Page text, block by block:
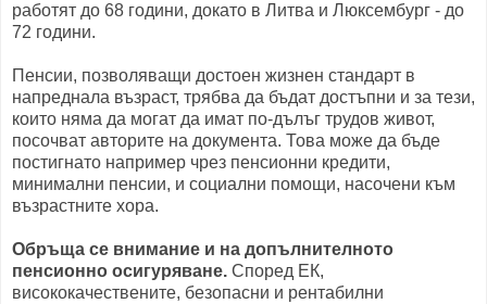
работят до 68 години, докато в Литва и Люксембург - до
72 години.
Пенсии, позволяващи достоен жизнен стандарт в
напреднала възраст, трябва да бъдат достъпни и за тези,
които няма да могат да имат по-дълъг трудов живот,
посочват авторите на документа. Това може да бъде
постигнато например чрез пенсионни кредити,
минимални пенсии, и социални помощи, насочени към
възрастните хора.
Обръща се внимание и на допълнителното
пенсионно осигуряване. Според ЕК,
висококачествените, безопасни и рентабилни